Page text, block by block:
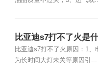
比亚迪s7打不了火是
比亚迪s7打不了火原因：1、
为长时间大灯未关等原因引...